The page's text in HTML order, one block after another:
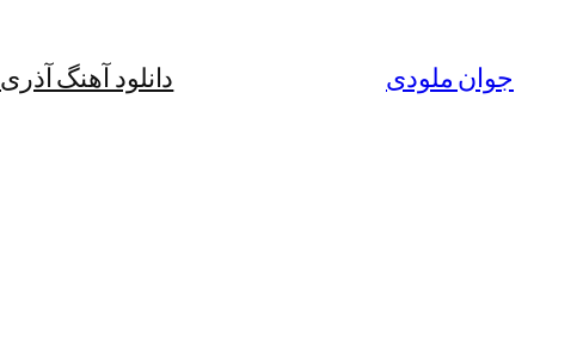
جوان ملودی دانلود آهنگ آذری